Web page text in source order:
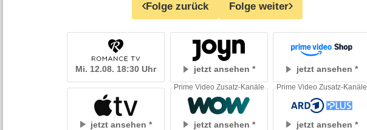
Folge zurück Folge weiter
Mi. 12.08. 18:30 Uhr jetzt ansehen jetzt ansehen
jetzt ansehen jetzt ansehen
Prime Video Zusatz-Kanäle
jetzt ansehen
Prime Video Zusatz-Kanäle